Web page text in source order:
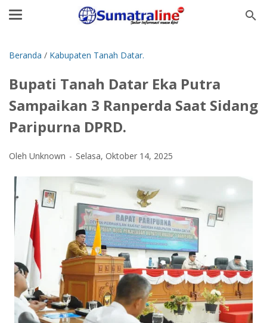
Beranda / Kabupaten Tanah Datar.
Bupati Tanah Datar Eka Putra
Sampaikan 3 Ranperda Saat Sidang
Paripurna DPRD.
Oleh Unknown Selasa, Oktober 14, 2025